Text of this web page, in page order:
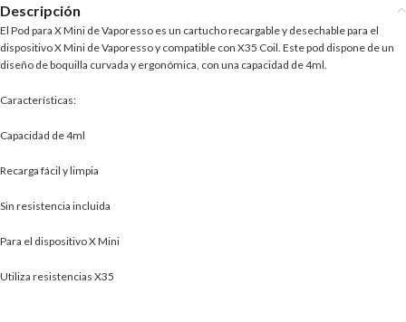
Descripción
El Pod para X Mini de Vaporesso es un cartucho recargable y desechable para el
dispositivo X Mini de Vaporesso y compatible con X35 Coil. Este pod dispone de un
diseño de boquilla curvada y ergonómica, con una capacidad de 4ml.
Características:
Capacidad de 4ml
Recarga fácil y limpia
Sin resistencia incluida
Para el dispositivo X Mini
Utiliza resistencias X35